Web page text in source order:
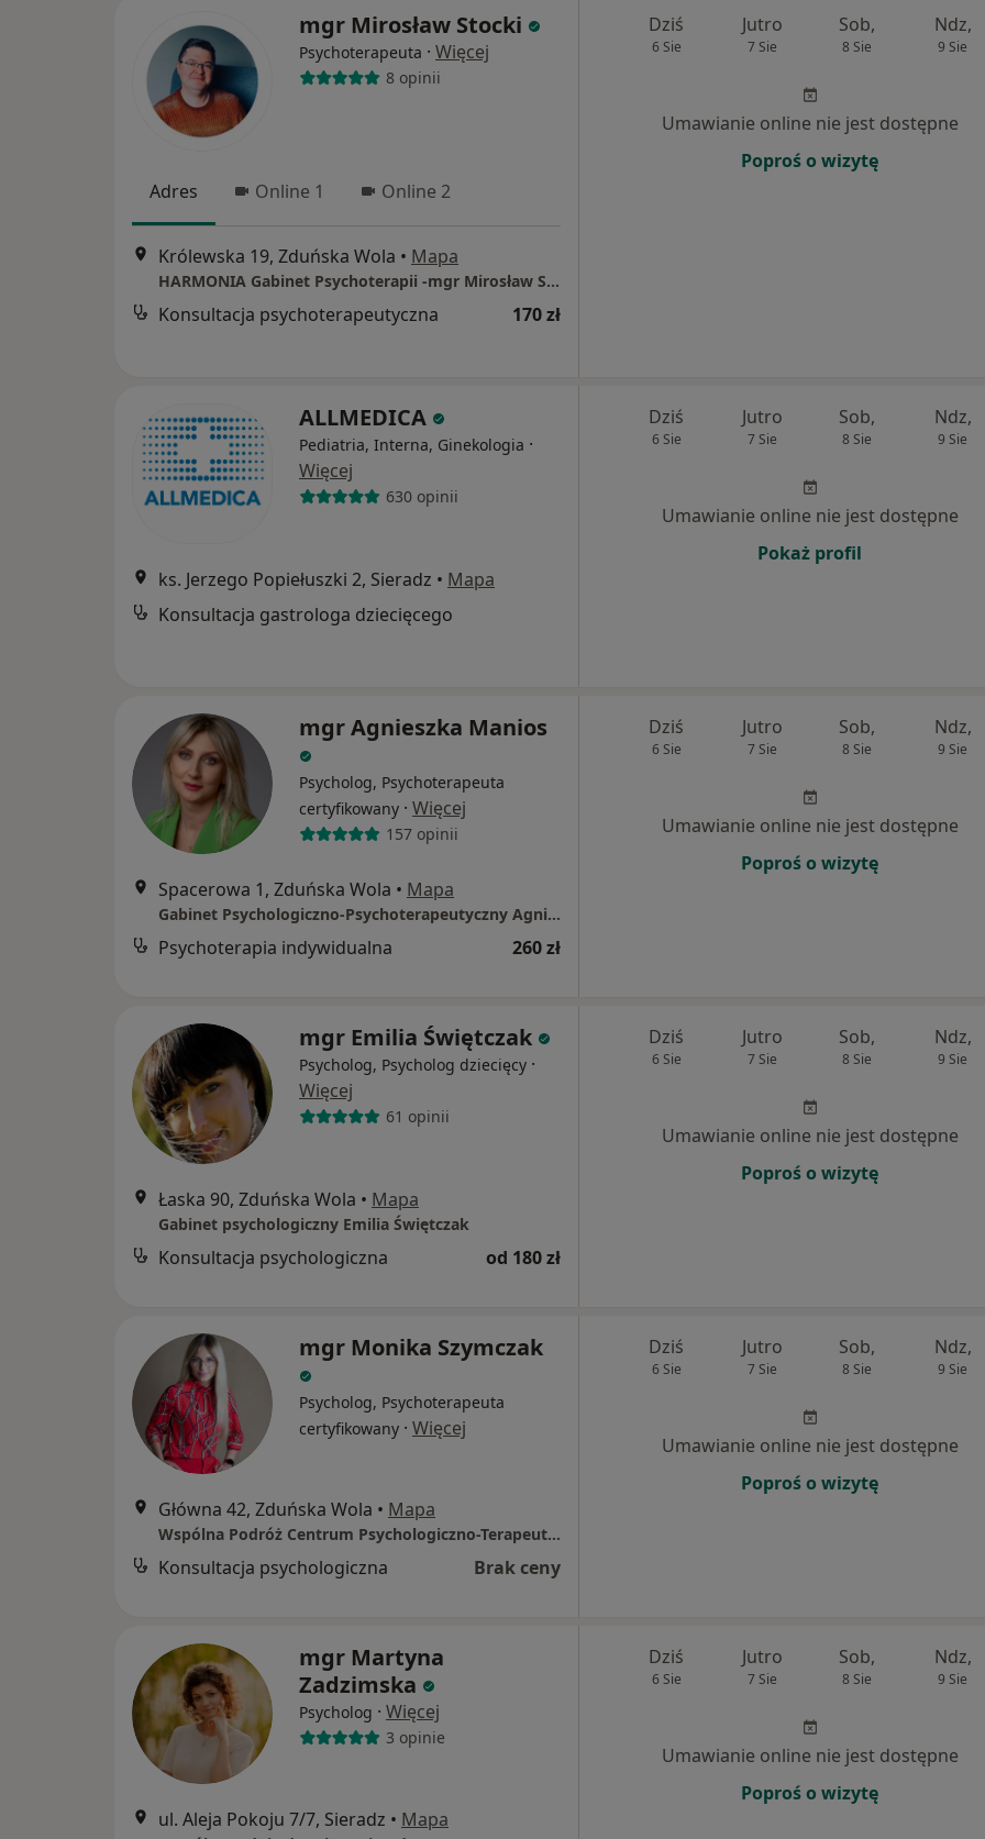
mgr Mirosław Stocki
Psychoterapeuta · Więcej
8 opinii
Adres Online 1 Online 2
Królewska 19, Zduńska Wola • Mapa
HARMONIA Gabinet Psychoterapii -mgr Mirosław Stocki
Konsultacja psychoterapeutyczna 170 zł
Dziś
6 Sie
Jutro
7 Sie
Sob,
8 Sie
Ndz,
9 Sie
Umawianie online nie jest dostępne
Poproś o wizytę
ALLMEDICA
Pediatria, Interna, Ginekologia ·
Więcej
630 opinii
ks. Jerzego Popiełuszki 2, Sieradz • Mapa
Konsultacja gastrologa dziecięcego
Dziś
6 Sie
Jutro
7 Sie
Sob,
8 Sie
Ndz,
9 Sie
Umawianie online nie jest dostępne
Pokaż profil
mgr Agnieszka Manios
Psycholog, Psychoterapeuta
certyfikowany · Więcej
157 opinii
Spacerowa 1, Zduńska Wola • Mapa
Gabinet Psychologiczno-Psychoterapeutyczny Agnieszka Manios
Psychoterapia indywidualna 260 zł
Dziś
6 Sie
Jutro
7 Sie
Sob,
8 Sie
Ndz,
9 Sie
Umawianie online nie jest dostępne
Poproś o wizytę
mgr Emilia Świętczak
Psycholog, Psycholog dziecięcy ·
Więcej
61 opinii
Łaska 90, Zduńska Wola • Mapa
Gabinet psychologiczny Emilia Świętczak
Konsultacja psychologiczna od 180 zł
Dziś
6 Sie
Jutro
7 Sie
Sob,
8 Sie
Ndz,
9 Sie
Umawianie online nie jest dostępne
Poproś o wizytę
mgr Monika Szymczak
Psycholog, Psychoterapeuta
certyfikowany · Więcej
Główna 42, Zduńska Wola • Mapa
Wspólna Podróż Centrum Psychologiczno-Terapeutyczne
Konsultacja psychologiczna Brak ceny
Dziś
6 Sie
Jutro
7 Sie
Sob,
8 Sie
Ndz,
9 Sie
Umawianie online nie jest dostępne
Poproś o wizytę
mgr Martyna
Zadzimska
Psycholog · Więcej
3 opinie
ul. Aleja Pokoju 7/7, Sieradz • Mapa
Dziś
6 Sie
Jutro
7 Sie
Sob,
8 Sie
Ndz,
9 Sie
Umawianie online nie jest dostępne
Poproś o wizytę